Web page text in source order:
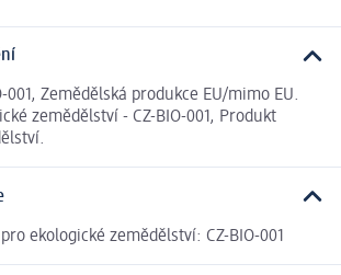
001, Zemědělská produkce EU/mimo EU.
zemědělství - CZ-BIO-001, Produkt
ekologické zemědělství: CZ-BIO-001